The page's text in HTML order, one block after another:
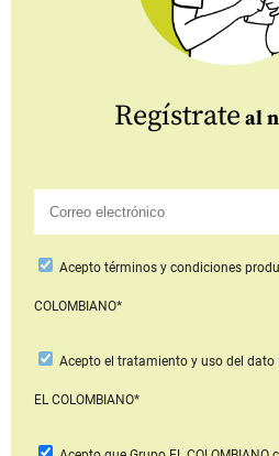
Regístrate al
Aceptotérminos y condiciones
COLOMBIANO*
Acepto el tratamiento y uso del dato
EL COLOMBIANO*